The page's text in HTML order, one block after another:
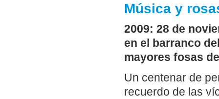
Música y
2009: 28 de
en el barranco
mayores fosas
Un centenar de
recuerdo de las